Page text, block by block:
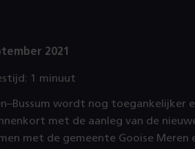
2021
1 minuut
wordt nog toegankelijker
met de aanleg van de
met de gemeente Gooise Meren